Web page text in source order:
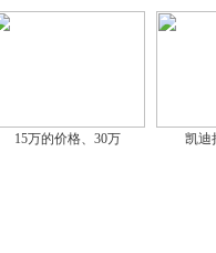
15万的价格、30万 凯迪